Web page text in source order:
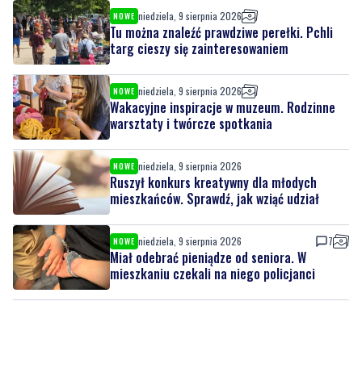
NOWE niedziela, 9 sierpnia 2026
Wakacyjne inspiracje w muzeum. Rodzinne
NOWE niedziela, 9 sierpnia 2026
Ruszył konkurs kreatywny dla młodych
NOWE niedziela, 9 sierpnia 2026
Miał odebrać pieniądze od seniora. W